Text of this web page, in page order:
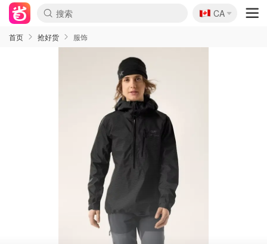
🇨🇦
CA
首页 抢好货 服饰